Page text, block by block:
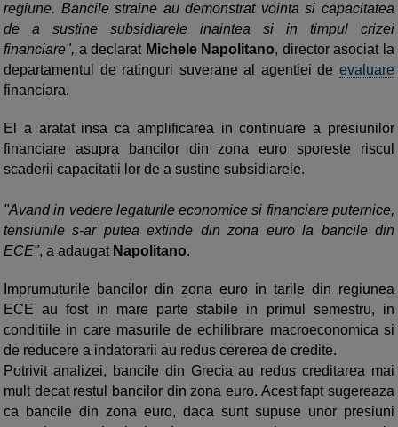
regiune. Bancile straine au demonstrat vointa si capacitatea
de a sustine subsidiarele inaintea si in timpul crizei
financiare", a declarat Michele Napolitano, director asociat la
departamentul de ratinguri suverane al agentiei de evaluare
financiara.
El a aratat insa ca amplificarea in continuare a presiunilor
financiare asupra bancilor din zona euro sporeste riscul
scaderii capacitatii lor de a sustine subsidiarele.
"Avand in vedere legaturile economice si financiare puternice,
tensiunile s-ar putea extinde din zona euro la bancile din
ECE", a adaugat Napolitano.
Imprumuturile bancilor din zona euro in tarile din regiunea
ECE au fost in mare parte stabile in primul semestru, in
conditiile in care masurile de echilibrare macroeconomica si
de reducere a indatorarii au redus cererea de credite.
Potrivit analizei, bancile din Grecia au redus creditarea mai
mult decat restul bancilor din zona euro. Acest fapt sugereaza
ca bancile din zona euro, daca sunt supuse unor presiuni